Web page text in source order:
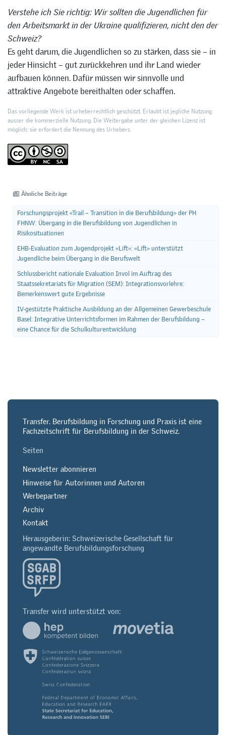
Verstehe ich Sie richtig: Wir sollten die Jugendlichen für
den Arbeitsmarkt in der Ukraine qualifizieren, nicht den der
Schweiz?
Es geht darum, die Jugendlichen so zu stärken, dass sie – in
jeder Hinsicht – gut zurückkehren und ihr Land wieder
aufbauen können. Dafür müssen wir sinnvolle und
attraktive Angebote bereithalten oder schaffen.
Das vorliegende Werk ist urheberrechtlich geschützt. Erlaubt ist jegliche Nutzung
ausser die kommerzielle Nutzung. Die Weitergabe unter der gleichen Lizenz ist
möglich; sie erfordert die Nennung des Urhebers.
Ähnliche Beiträge
Forschungsprojekt «Trail – Transition in die Berufsbildung» der PH
FHNW: Übergang in die Berufsbildung von Jugendlichen in
Risikosituationen
EHB-Evaluation zum Jugendprojekt «Lift»: «Lift» unterstützt
Jugendliche beim Übergang in die Berufswelt
Schlussbericht nationale Evaluation Invol im Auftrag des
Staatssekretariats für Migration (SEM): Integrationsvorlehre:
Bemerkenswert gute Ergebnisse
IV-gestützte Praktische Ausbildung an der Allgemeinen Gewerbeschule
Basel: Integrative Unterrichtsformen im Rahmen der Berufsbildung –
eine Chance für die Schulkulturentwicklung
Transfer. Berufsbildung in Forschung und Praxis ist eine
Fachzeitschrift für Berufsbildung in der Schweiz.
Seiten
Newsletter abonnieren
Hinweise für Autorinnen und Autoren
Werbepartner
Archiv
Kontakt
Herausgeberin: Schweizerische Gesellschaft für
angewandte Berufsbildungsforschung
Transfer wird unterstützt von: